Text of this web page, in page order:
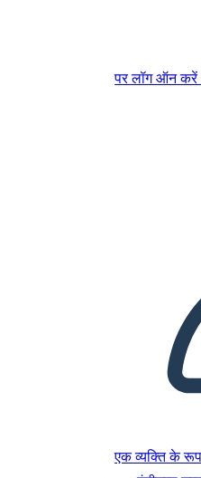
पर लॉग ऑन करें
एक व्यक्ति के
इस